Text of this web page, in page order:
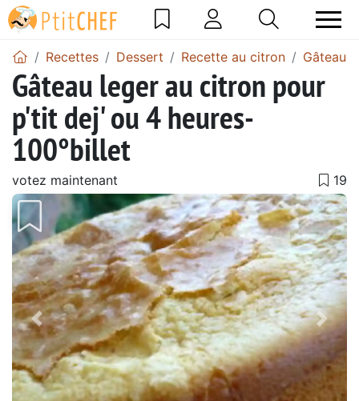
Recettes Dessert Recette au citron Gâteau
Gâteau leger au citron pour
p'tit dej' ou 4 heures-
100°billet
votez maintenant
Précédent